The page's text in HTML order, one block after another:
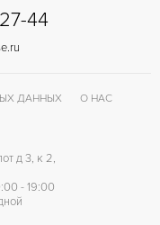
44
ДАННЫХ
О НАС
д 3, к 2,
- 19:00